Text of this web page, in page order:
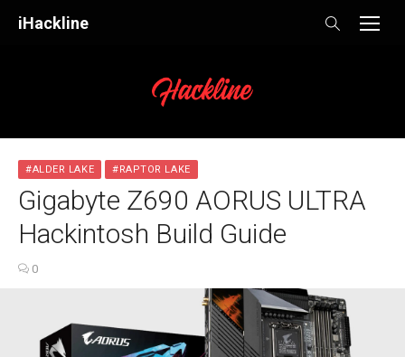
iHackline
#ALDER LAKE #RAPTOR LAKE
Gigabyte Z690 AORUS ULTRA
Hackintosh Build Guide
0